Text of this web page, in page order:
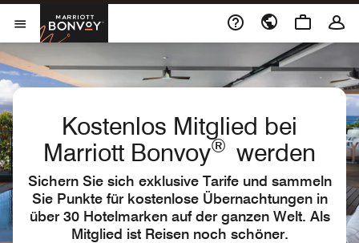
Skip to Content
Menu öffnen
Marriott Bonvoy
Kostenlos Mitglied bei
Marriott Bonvoy® werden
Sichern Sie sich exklusive Tarife und sammeln
Sie Punkte für kostenlose Übernachtungen in
über 30 Hotelmarken auf der ganzen Welt. Als
Mitglied ist Reisen noch schöner.